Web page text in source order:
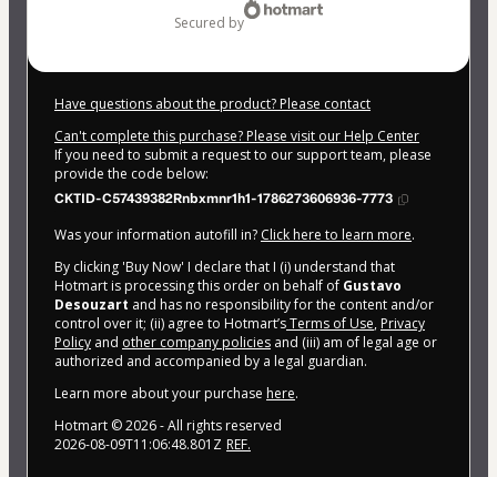
secured by
Have questions about the product? Please contact
Can't complete this purchase? Please visit our Help Center
If you need to submit a request to our support team, please
provide the code below:
CKTID-C57439382Rnbxmnr1h1-1786273606936-7773
Was your information autofill in? Click here to learn more.
By clicking 'Buy Now' I declare that I (i) understand that
Hotmart is processing this order on behalf of Gustavo
Desouzart and has no responsibility for the content and/or
control over it; (ii) agree to Hotmart’sTerms of Use, Privacy
Policy and other company policies and (iii) am of legal age or
authorized and accompanied by a legal guardian.
Learn more about your purchase here.
Hotmart ©2026- All rights reserved
2026-08-09T11:06:48.801Z REF.